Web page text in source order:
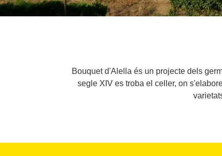
Bouquet d'Alella és un projecte dels
segle XIV es troba el celler, on